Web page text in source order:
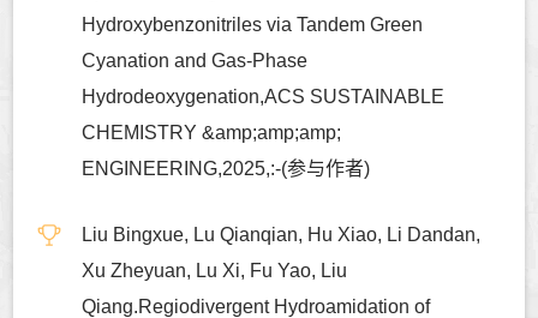
Hydroxybenzonitriles via Tandem Green
Cyanation and Gas-Phase
Hydrodeoxygenation,ACS SUSTAINABLE
CHEMISTRY &amp;amp;amp;
ENGINEERING,2025,:-(参与作者)
Liu Bingxue, Lu Qianqian, Hu Xiao, Li Dandan,
Xu Zheyuan, Lu Xi, Fu Yao, Liu
Qiang.Regiodivergent Hydroamidation of